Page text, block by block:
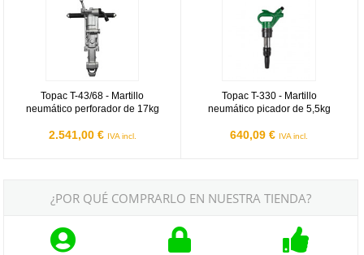
Topac T-43/68 - Martillo
neumático perforador de 17kg
2.541,00 € IVA incl.
Topac T-330 - Martillo
neumático picador de 5,5kg
640,09 € IVA incl.
¿POR QUÉ COMPRARLO EN NUESTRA TIENDA?